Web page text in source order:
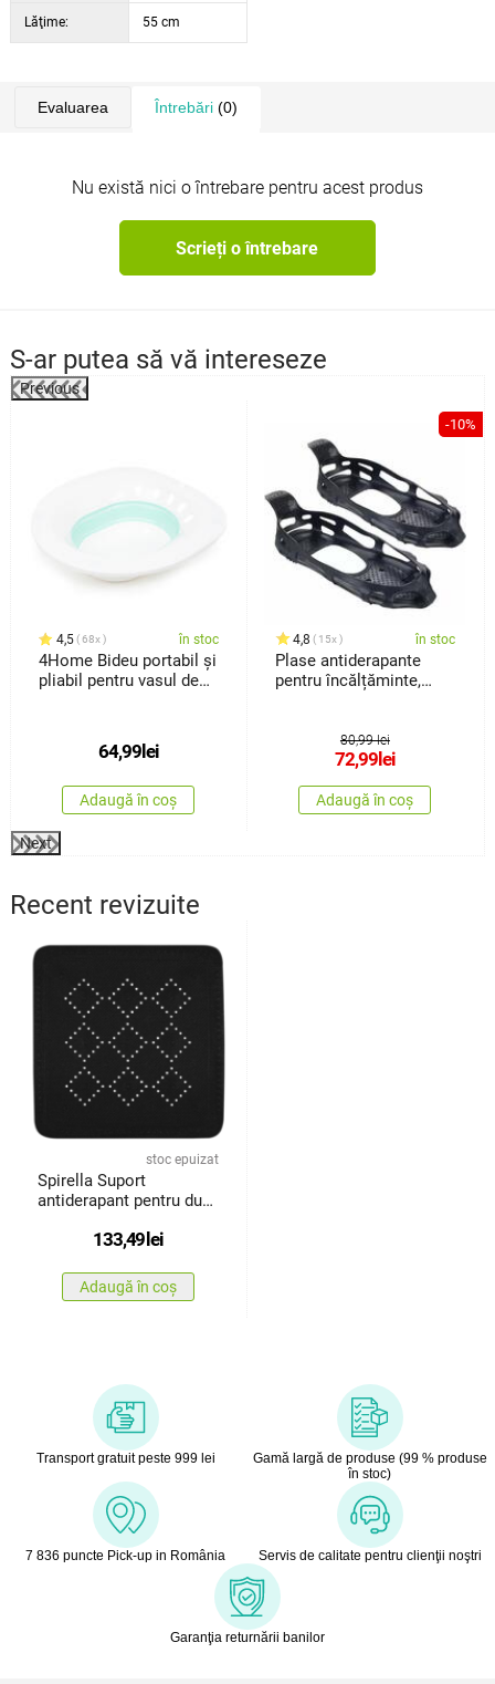
Lăţime: 55 cm
Evaluarea Întrebări(0)
Nu există nici o întrebare pentru acest produs
Scrieți o întrebare
S-ar putea să vă intereseze
Previous
4,5 68x în stoc
4Home Bideu portabil și
pliabil pentru vasul de
64,99 lei
Adaugă în coș
-10%
4,8 15x în stoc
Plase antiderapante
pentru încălțăminte,
80,99 lei
72,99 lei
Adaugă în coș
Next
Recent revizuite
stoc epuizat
Spirella Suport
antiderapant pentru duș
133,49lei
Adaugă în coș
Transport gratuit peste 999 lei
Gamă largă de produse (99 % produse
în stoc)
7 836 puncte Pick-up in România Servis de calitate pentru clienţii noştri
Garanţia returnării banilor